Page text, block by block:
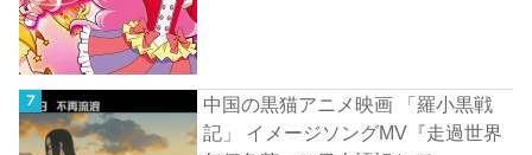
中国の黒猫アニメ映画 「羅小黒戦
記」 イメージソングMV『走過世界